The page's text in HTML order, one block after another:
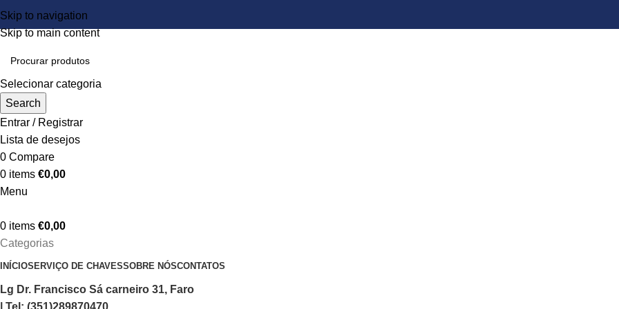
Skip to navigation
Skip to main content
Selecionar categoria
Search
Entrar / Registrar
Lista de desejos
0 Compare
0 items €0,00
Menu
0 items €0,00
Categorias
INÍCIOSERVIÇO DE CHAVESSOBRE NÓSCONTATOS
Lg Dr. Francisco Sá carneiro 31, Faro
| Tel: (351)289870470